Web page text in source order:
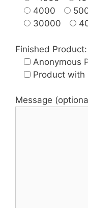
4000
30000
Finished Product:
Anonymous
Product with
Message